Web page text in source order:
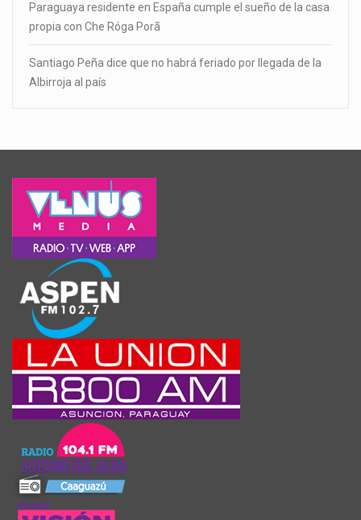
Paraguaya residente en España cumple el sueño de la casa
propia con Che Róga Porã
Santiago Peña dice que no habrá feriado por llegada de la
Albirroja al país